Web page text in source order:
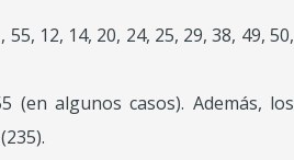
12, 14, 20, 24, 25, 29, 38, 49, 50,
(en algunos casos). Además, los